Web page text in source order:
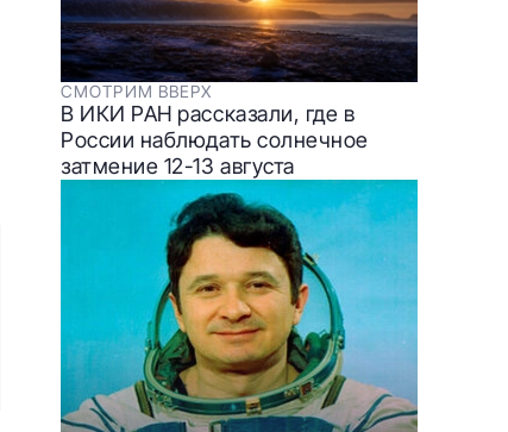
СМОТРИМ ВВЕРХ
В ИКИ РАН рассказали, где в
России наблюдать солнечное
затмение 12-13 августа